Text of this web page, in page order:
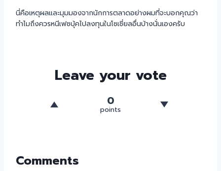
นี่คือเหตุผลและมุมมองจากนักการตลาดอย่างผมที่จะบอกคุณว่า
ทำไมถึงควรหนีเฟซบุ้คไปลงทุนในโซเชี่ยลอื่นบ้างนั่นเองครับ
Leave your vote
0
points
Comments